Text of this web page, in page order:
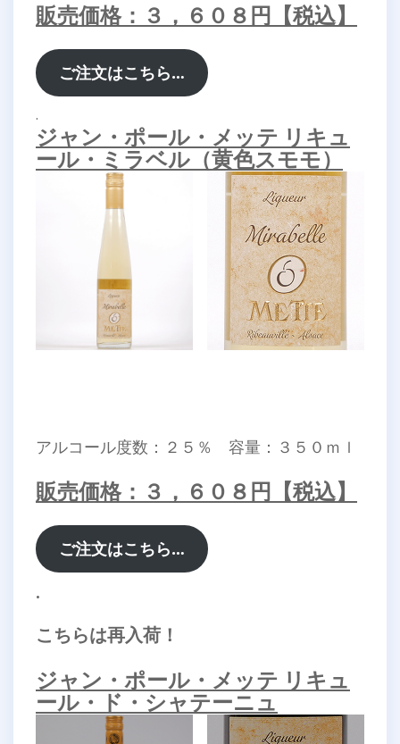
販売価格：３，６０８円【税込】
ご注文はこちら…
.
ジャン・ポール・メッテ リキュ
ール・ミラベル（黄色スモモ）
アルコール度数：２５％ 容量：３５０ｍｌ
販売価格：３，６０８円【税込】
ご注文はこちら…
.
こちらは再入荷！
ジャン・ポール・メッテ リキュ
ール・ド・シャテーニュ